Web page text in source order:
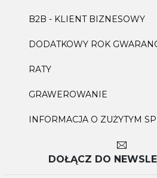
B2B - KLIENT BIZNESOWY
DODATKOWY ROK
RATY
GRAWEROWANIE
INFORMACJA O ZUŻYTYM
DOŁĄCZ DO